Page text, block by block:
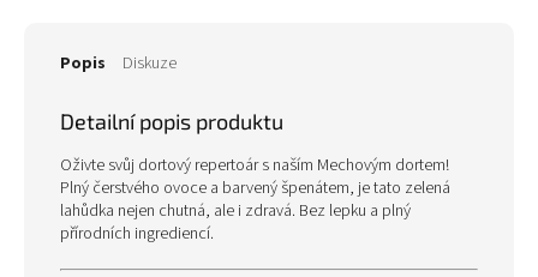
Popis Diskuze
Detailní popis produktu
Oživte svůj dortový repertoár s naším Mechovým dortem!
Plný čerstvého ovoce a barvený špenátem, je tato zelená
lahůdka nejen chutná, ale i zdravá. Bez lepku a plný
přírodních ingrediencí.